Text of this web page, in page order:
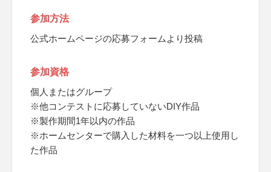
参加方法
公式ホームページの応募フォームより投稿
参加資格
個人またはグループ
※他コンテストに応募していないDIY作品
※製作期間1年以内の作品
※ホームセンターで購入した材料を一つ以上使用し
た作品